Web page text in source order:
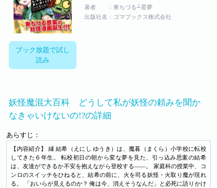
ブック放題で試し
読み
著者 ：東ちづる┴星夢
出版社名：ゴマブックス株式会社
妖怪魔混大百科 どうして私が妖怪の頼みを聞か
なきゃいけないの!?の詳細
あらすじ：
【内容紹介】 縁 結希（えにし ゆうき）は、魔暮（まくら）小学校に転校
してきた６年生。 転校初日の朝から変な夢を見た、引っ込み思案の結希
は、友達ができるか不安を抱えながら登校する――。 家庭科の授業中、コ
ンロのスイッチをひねると、結希の前に、火を司る妖怪・火取り魔が現れ
る。 「おいらが見えるのか？ 俺は今、消えそうなんだ」と必死に語りかけ